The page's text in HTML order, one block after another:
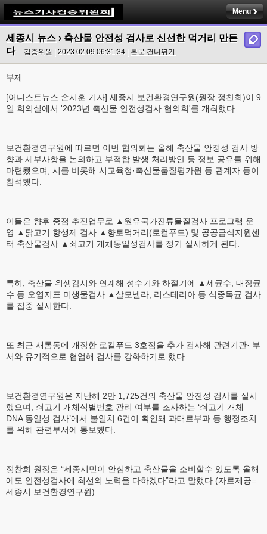
Menu
세종시 뉴스 › 축산물 안전성 검사로 신선한 먹거리 만든
다
검증위원 | 2023.02.09 06:31:34 | 본문 건너뛰기
부제
[어니스트뉴스 손시훈 기자] 세종시 보건환경연구원(원장 정찬희)이 9
일 회의실에서 '2023년 축산물 안전성검사 협의회'를 개최했다.
보건환경연구원에 따르면 이번 협의회는 올해 축산물 안정성 검사 방
향과 세부사항을 논의하고 부적합 발생 처리방안 등 정보 공유를 위해
마련됐으며, 시를 비롯해 시교육청·축산물품질평가원 등 관계자 등이
참석했다.
이들은 향후 중점 추진업무로 ▲원유국가잔류물질검사 프로그램 운
영 ▲닭고기 항생제 검사 ▲향토먹거리(로컬푸드) 및 공공급식지원센
터 축산물검사 ▲쇠고기 개체동일성검사를 정기 실시하게 된다.
특히, 축산물 위생감시와 연계해 성수기와 하절기에 ▲세균수, 대장균
수 등 오염지표 미생물검사 ▲살모넬라, 리스테리아 등 식중독균 검사
를 집중 실시한다.
또 최근 새롬동에 개장한 로컬푸드 3호점을 추가 검사해 관련기관· 부
서와 유기적으로 협업해 검사를 강화하기로 했다.
보건환경연구원은 지난해 2만 1,725건의 축산물 안전성 검사를 실시
했으며, 쇠고기 개체식별번호 관리 여부를 조사하는 ‘쇠고기 개체
DNA 동일성 검사’에서 불일치 6건이 확인돼 과태료부과 등 행정조치
를 위해 관련부서에 통보했다.
정찬희 원장은 “세종시민이 안심하고 축산물을 소비할수 있도록 올해
에도 안전성검사에 최선의 노력을 다하겠다”라고 말했다.(자료제공=
세종시 보건환경연구원)